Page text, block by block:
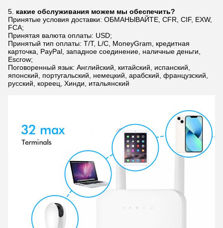
5. какие обслуживания можем мы обеспечить?
Принятые условия доставки: ОБМАНЫВАЙТЕ, CFR, CIF, EXW,
FCA;
Принятая валюта оплаты: USD;
Принятый тип оплаты: T/T, L/C, MoneyGram, кредитная
карточка, PayPal, западное соединение, наличные деньги,
Escrow;
Поговоренный язык: Английский, китайский, испанский,
японский, португальский, немецкий, арабский, французский,
русский, кореец, Хинди, итальянский